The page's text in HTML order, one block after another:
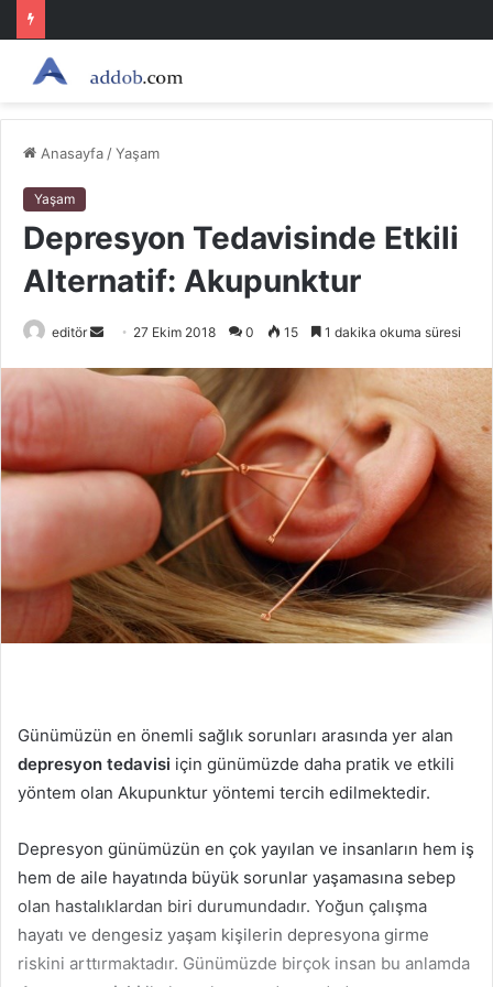
Anasayfa /Yaşam
Yaşam
Depresyon Tedavisinde Etkili
Alternatif: Akupunktur
editör
Bir
posta
27 Ekim 2018 0 15 1 dakika okuma süresi
Günümüzün en önemli sağlık sorunları arasında yer alan
depresyon tedavisi için günümüzde daha pratik ve etkili
yöntem olan Akupunktur yöntemi tercih edilmektedir.
Depresyon günümüzün en çok yayılan ve insanların hem iş
hem de aile hayatında büyük sorunlar yaşamasına sebep
olan hastalıklardan biri durumundadır. Yoğun çalışma
hayatı ve dengesiz yaşam kişilerin depresyona girme
riskini arttırmaktadır. Günümüzde birçok insan bu anlamda